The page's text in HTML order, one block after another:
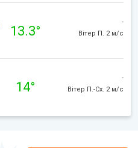
13.3°
-
Вітер П. 2 м/с
14°
-
Вітер П.-Сх. 2 м/с